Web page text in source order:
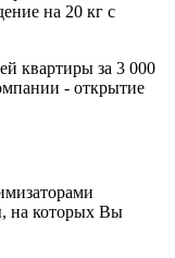
на 20 кг с
квартиры за 3 000
- открытие
на которых Вы